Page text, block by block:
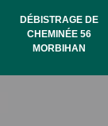
DÉBISTRAGE DE
CHEMINÉE 56
MORBIHAN